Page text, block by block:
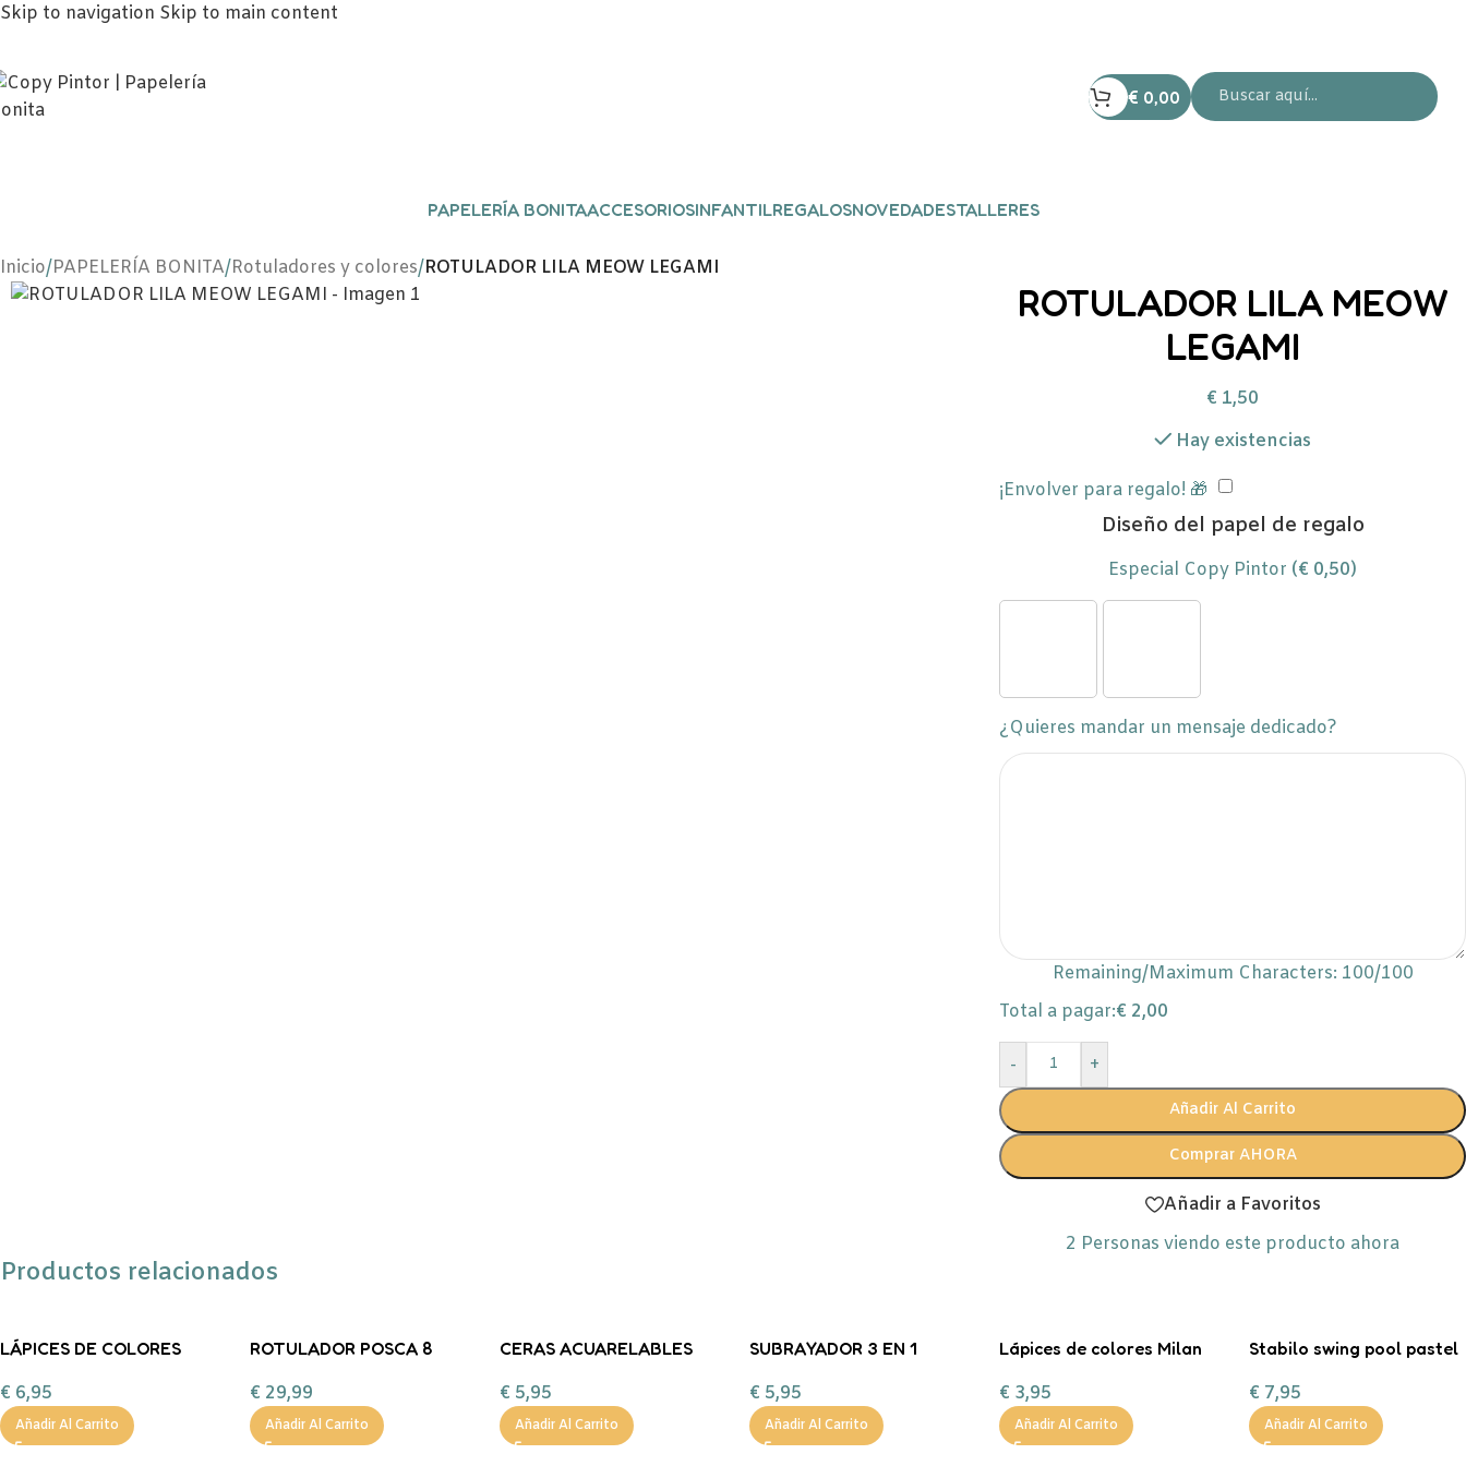
Skip to navigation Skip to main content
€ 0,00
PAPELERÍA BONITAACCESORIOSINFANTILREGALOSNOVEDADESTALLERES
Inicio/PAPELERÍA BONITA/Rotuladores y colores/ROTULADOR LILA MEOW LEGAMI
ROTULADOR LILA MEOW
LEGAMI
€ 1,50
Hay existencias
¡Envolver para regalo! 🎁
Diseño del papel de regalo
Especial Copy Pintor (€ 0,50)
¿Quieres mandar un mensaje dedicado?
Remaining/Maximum Characters: 100/100
Total a pagar:€ 2,00
- +
Añadir Al Carrito
Comprar AHORA
Añadir a Favoritos
2 Personas viendo este producto ahora
Productos relacionados
LÁPICES DE COLORES
€ 6,95
Añadir Al Carrito
ROTULADOR POSCA 8
€ 29,99
Añadir Al Carrito
CERAS ACUARELABLES
COLORES
€ 5,95
Añadir Al Carrito
SUBRAYADOR 3 EN 1
€ 5,95
Añadir Al Carrito
Lápices de colores Milan
€ 3,95
Añadir Al Carrito
Stabilo swing pool pastel
€ 7,95
Añadir Al Carrito